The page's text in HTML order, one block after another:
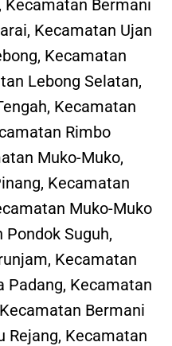
Kecamatan Bermani
Kecamatan Ujan
Kecamatan
Lebong Selatan,
Kecamatan
Rimbo
Muko-Muko,
Kecamatan
Muko-Muko
Suguh,
Kecamatan
Padang, Kecamatan
Bermani
Rejang, Kecamatan